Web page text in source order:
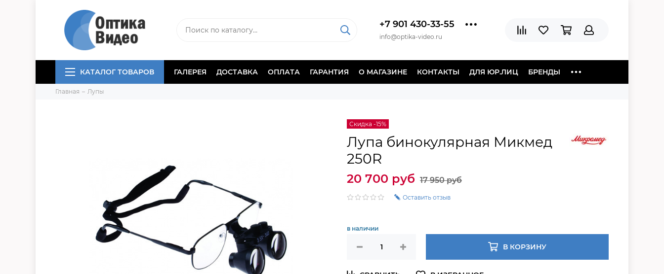
+7 901 430-33-55
info@optika-video.ru
КАТАЛОГ ТОВАРОВ ГАЛЕРЕЯ ДОСТАВКА ОПЛАТА ГАРАНТИЯ О МАГАЗИНЕ КОНТАКТЫ ДЛЯ ЮР.ЛИЦ БРЕНДЫ
Главная Лупы
Скидка -15%
Лупа бинокулярная Микмед
250R
20 700 руб 17 950 руб
Оставить отзыв
в наличии
В КОРЗИНУ